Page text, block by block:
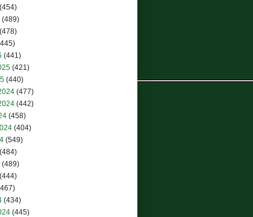
(454)
(489)
(478)
(441)
(421)
(440)
(477)
(442)
(458)
(404)
(549)
(484)
(489)
(444)
(434)
(445)